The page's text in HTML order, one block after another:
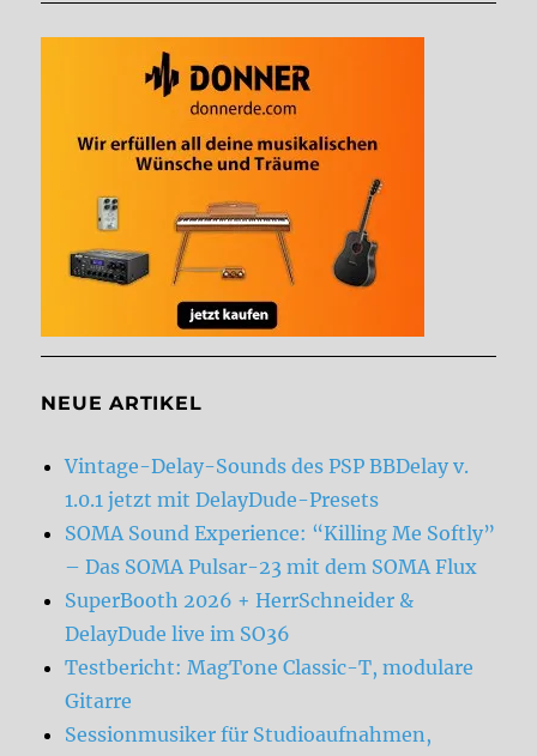
NEUE ARTIKEL
Vintage-Delay-Sounds des PSP BBDelay v.
1.0.1 jetzt mit DelayDude-Presets
SOMA Sound Experience: “Killing Me Softly”
– Das SOMA Pulsar-23 mit dem SOMA Flux
SuperBooth 2026 + HerrSchneider &
DelayDude live im SO36
Testbericht: MagTone Classic-T, modulare
Gitarre
Sessionmusiker für Studioaufnahmen,